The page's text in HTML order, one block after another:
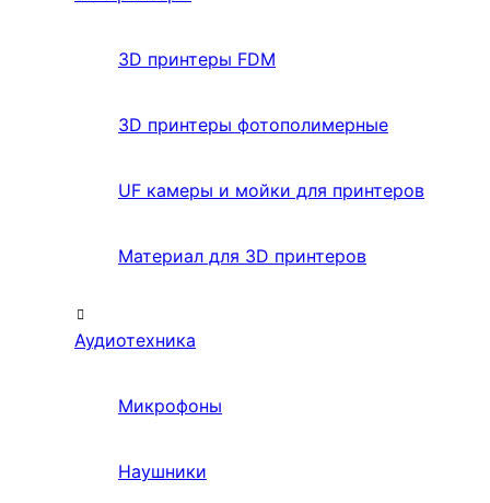
3D принтеры FDM
3D принтеры фотополимерные
UF камеры и мойки для принтеров
Материал для 3D принтеров
Аудиотехника
Микрофоны
Наушники